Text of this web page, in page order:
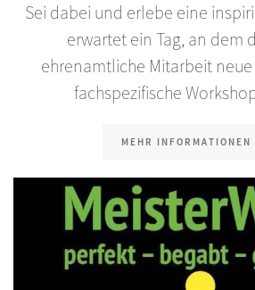
Sei dabei und erlebe eine
erwartet ein Tag, an dem
ehrenamtliche Mitarbeit
fachspezifische
MEHR INFORMATIONEN